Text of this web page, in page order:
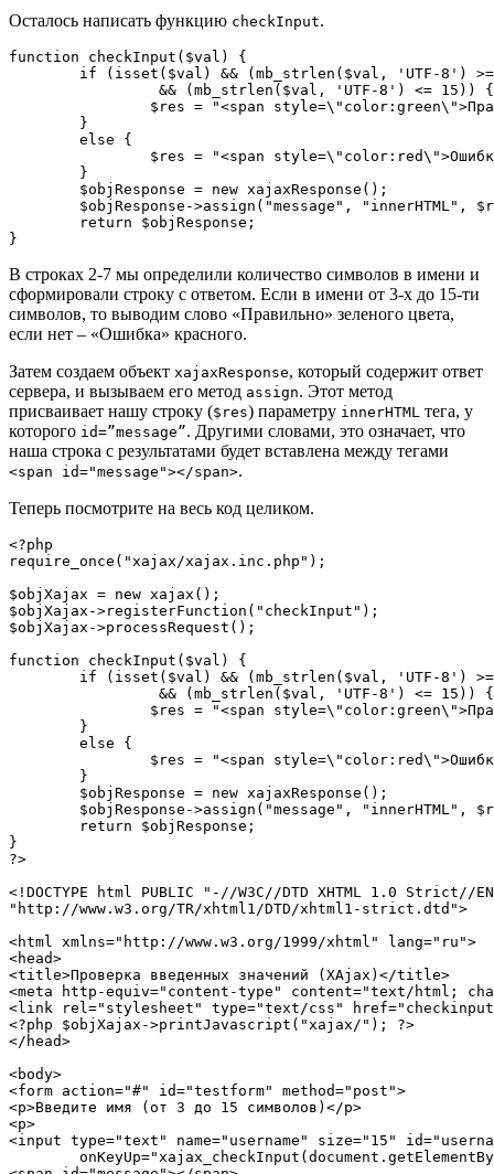
Осталось написать функцию checkInput.
function checkInput($val) {
}
В строках 2-7 мы определили количество символов в имени и
сформировали строку с ответом. Если в имени от 3-х до 15-ти
символов, то выводим слово «Правильно» зеленого цвета,
если нет – «Ошибка» красного.
Затем создаем объект xajaxResponse, который содержит ответ
сервера, и вызываем его метод assign. Этот метод
присваивает нашу строку ($res) параметру innerHTML тега, у
которого id=”message”. Другими словами, это означает, что
наша строка с результатами будет вставлена между тегами
<span id="message"></span>.
Теперь посмотрите на весь код целиком.
<?php
require_once("xajax/xajax.inc.php");
$objXajax = new xajax();
$objXajax->registerFunction("checkInput");
$objXajax->processRequest();
function checkInput($val) {
}
?>
<!DOCTYPE html PUBLIC "-//W3C//DTD XHTML 1.0 Strict//
"http://www.w3.org/TR/xhtml1/DTD/xhtml1-strict.dtd">
<html xmlns="http://www.w3.org/1999/xhtml" lang="ru">
<head>
<title>Проверка введенных значений (XAjax)</title>
<meta http-equiv="content-type" content="text/html;
<link rel="stylesheet" type="text/css"
<?php $objXajax->printJavascript("xajax/"); ?>
</head>
<body>
<form action="#" id="testform" method="post">
<p>Введите имя (от 3 до 15 символов)</p>
<p>
<input type="text" name="username" size="15"